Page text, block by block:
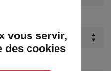
vous servir,
des cookies